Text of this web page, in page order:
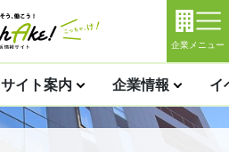
企業メニュー
サイト案内 企業情報 イ